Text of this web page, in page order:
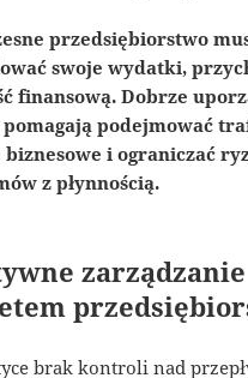
przedsiębiorstwo
swoje wydatki,
finansową. Dobrze
podejmować
biznesowe i ograniczać
z płynnością.
zarządzanie
brak kontroli nad